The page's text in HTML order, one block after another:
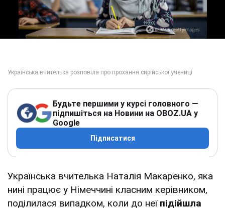
Будьте першими у курсі головного —
підпишіться на Новини на OBOZ.UA у
Google
Підписатися
Українська вчителька Наталія Макаренко, яка
нині працює у Німеччині класним керівником,
поділилася випадком, коли до неї підійшла